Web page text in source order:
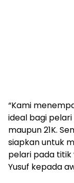
“Kami
ideal bagi pelari
maupun 21K.
siapkan untuk
pelari pada titik
Yusuf kepada